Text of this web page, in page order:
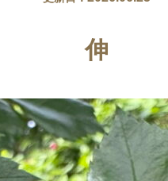
伸